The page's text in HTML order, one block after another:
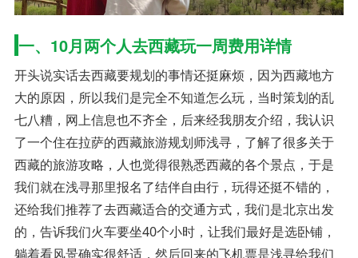
一、10月两个人去西藏玩一周费用详情
开头说实话去西藏要规划的事情还挺麻烦，因为西藏地方
大的原因，所以我们是完全不知道怎么玩，当时策划的乱
七八糟，网上信息也不齐全，后来经我朋友介绍，我认识
了一个住在拉萨的西藏旅游规划师浅寻，了解了很多关于
西藏的旅游攻略，人也觉得很熟悉西藏的各个景点，于是
我们就在浅寻那里报名了结伴自由行，玩得还挺不错的，
还给我们推荐了去西藏适合的交通方式，我们是北京出发
的，告诉我们火车要坐40个小时，让我们最好是选卧铺，
躺着看风景确实很舒适，然后回来的飞机票是浅寻给我们